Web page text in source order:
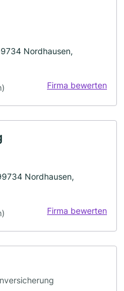
Nordhausen,
Firma bewerten
Nordhausen,
Firma bewerten